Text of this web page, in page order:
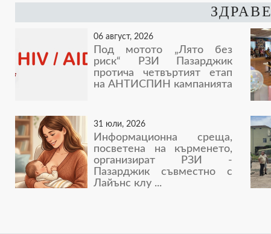
ЗДРАВЕ
06 август, 2026
Под мотото „Лято без
риск“ РЗИ Пазарджик
протича четвъртият етап
на АНТИСПИН кампанията
31 юли, 2026
Информационна среща,
посветена на кърменето,
организират РЗИ -
Пазарджик съвместно с
Лайънс клу ...